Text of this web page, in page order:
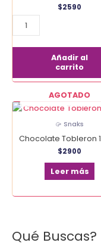
Qué Buscas?
B
$2590
cantidad
Añadir al
carrito
AGOTADO
🥠 Snaks
Chocolate Tobleron
$2900
Leer más